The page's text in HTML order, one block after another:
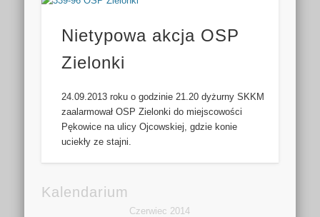
Nietypowa akcja OSP
Zielonki
24.09.2013 roku o godzinie 21.20 dyżurny SKKM
zaalarmował OSP Zielonki do miejscowości
Pękowice na ulicy Ojcowskiej, gdzie konie
uciekły ze stajni.
Kalendarium
Czerwiec 2014